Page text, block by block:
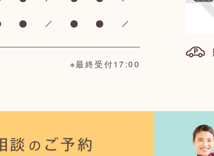
※最終受付17:00